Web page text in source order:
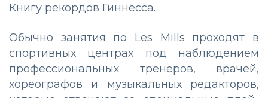
Книгу рекордов Гиннесса.
Обычно занятия по Les Mills проходят в
спортивных центрах под наблюдением
профессиональных тренеров, врачей,
хореографов и музыкальных редакторов,